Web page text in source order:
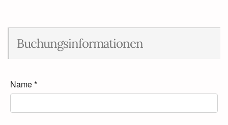
Buchungsinformationen
Name*